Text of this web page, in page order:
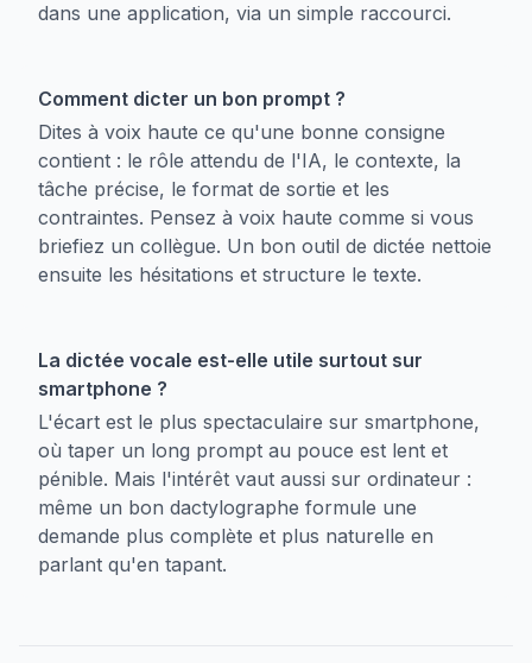
dans une application, via un simple raccourci.
Comment dicter un bon prompt ?
Dites à voix haute ce qu'une bonne consigne
contient : le rôle attendu de l'IA, le contexte, la
tâche précise, le format de sortie et les
contraintes. Pensez à voix haute comme si vous
briefiez un collègue. Un bon outil de dictée nettoie
ensuite les hésitations et structure le texte.
La dictée vocale est-elle utile surtout sur
smartphone ?
L'écart est le plus spectaculaire sur smartphone,
où taper un long prompt au pouce est lent et
pénible. Mais l'intérêt vaut aussi sur ordinateur :
même un bon dactylographe formule une
demande plus complète et plus naturelle en
parlant qu'en tapant.